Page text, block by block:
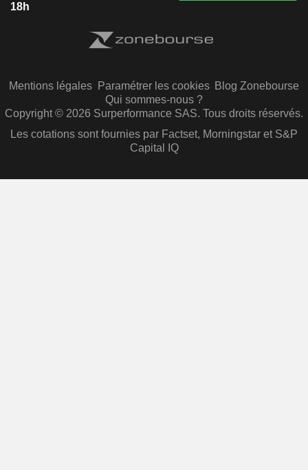
18h
Mentions légales Paramétrer les cookies Blog Zonebourse
Qui sommes-nous ?
Copyright © 2026 Surperformance SAS. Tous droits réservés.
Les cotations sont fournies par Factset, Morningstar et S&P
Capital IQ